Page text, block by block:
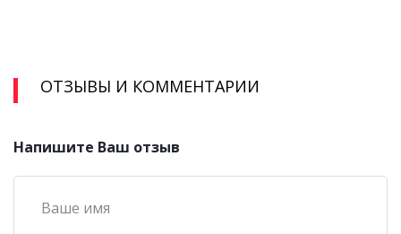
ОТЗЫВЫ И КОММЕНТАРИИ
Напишите Ваш отзыв